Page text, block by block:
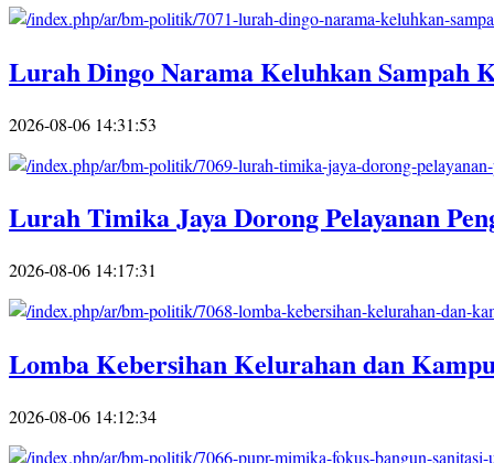
Lurah Dingo Narama Keluhkan
2026-08-06 14:31:53
Lurah Timika Jaya Dorong Pelayanan
2026-08-06 14:17:31
Lomba Kebersihan Kelurahan dan
2026-08-06 14:12:34